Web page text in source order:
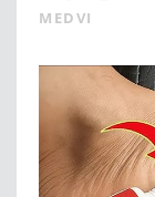
MEDVI